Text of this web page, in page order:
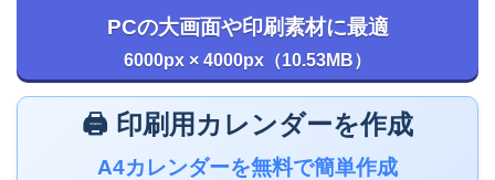
PCの大画面や印刷素材に最適
6000px × 4000px（10.53MB）
🖨️ 印刷用カレンダーを作成
A4カレンダーを無料で簡単作成